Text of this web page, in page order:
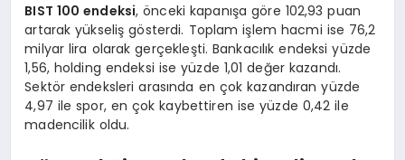
BIST 100 endeksi, önceki kapanışa göre 102,93 puan
artarak yükseliş gösterdi. Toplam işlem hacmi ise 76,2
milyar lira olarak gerçekleşti. Bankacılık endeksi yüzde
1,56, holding endeksi ise yüzde 1,01 değer kazandı.
Sektör endeksleri arasında en çok kazandıran yüzde
4,97 ile spor, en çok kaybettiren ise yüzde 0,42 ile
madencilik oldu.